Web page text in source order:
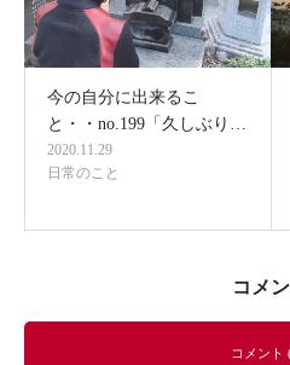
今の自分に出来るこ
と・・no.199「久しぶり…
2020.11.29
日常のこと
コメ
コメント